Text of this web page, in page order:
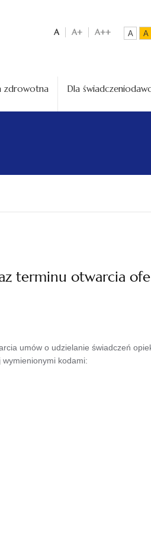
A A+ A++ A A
zdrowotna Dla
terminu otwarcia
umów o udzielanie świadczeń
kodami: